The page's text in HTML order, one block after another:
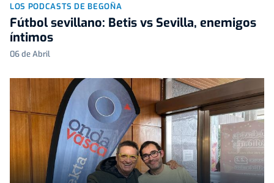
LOS PODCASTS DE BEGOÑA
Fútbol sevillano: Betis vs Sevilla, enemigos
íntimos
06 de Abril